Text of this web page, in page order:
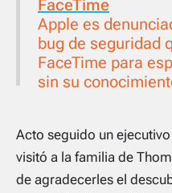
FaceTime
Apple es
bug de seguridad
FaceTime para
sin su
Acto seguido un
visitó a la familia de
de agradecerles el